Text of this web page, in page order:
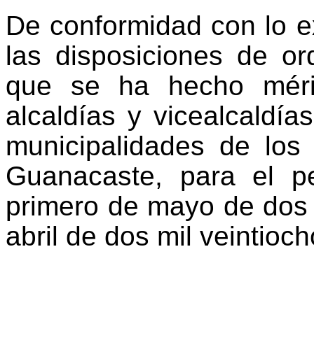
De conformidad con lo
las disposiciones de
que se ha hecho
alcaldías y
municipalidades de
Guanacaste, para el
primero de mayo de
abril de dos mil